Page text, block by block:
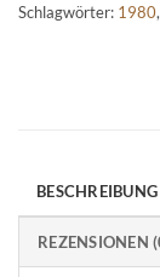
Schlagwörter: 1980,
BESCHREIBUNG
REZENSIONEN